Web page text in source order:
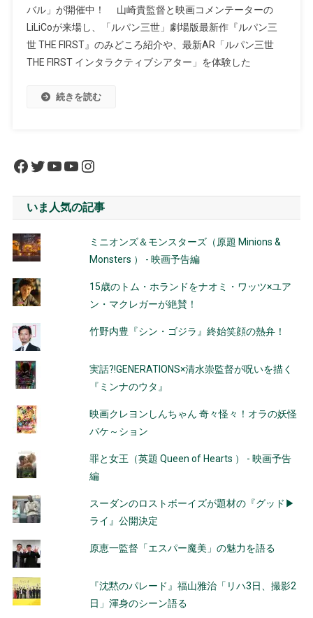
バル」が開催中！ 山崎貴監督と映画コメンテーターの
LiLiCoが来場し、「ルパン三世」劇場版最新作『ルパン三
世 THE FIRST』のみどころ紹介や、最新AR「ルパン三世
THE FIRST インタラクティブシアター」を体験した
続きを読む
Facebook
Twitter
YouTube
YouTube
Instagram
いま人気の記事
ミニオンズ＆モンスターズ（原題 Minions &
Monsters ） - 映画予告編
15歳のトム・ホランドをナオミ・ワッツ×ユア
ン・マクレガーが絶賛！
竹野内豊『シン・ゴジラ』終始笑顔の熱弁！
実話?!GENERATIONS×清水崇監督が呪いを描く
『ミンナのウタ』
映画クレヨンしんちゃん 奇々怪々！オラの妖怪
バケ～ション
罪と女王（英題 Queen of Hearts ） - 映画予告
編
スーダンのロストボーイズが題材の『グッド▶
ライ』公開決定
原恵一監督「エスパー魔美」の魅力を語る
『沈黙のパレード』福山雅治「リハ3日、撮影2
日」渾身のシーン語る